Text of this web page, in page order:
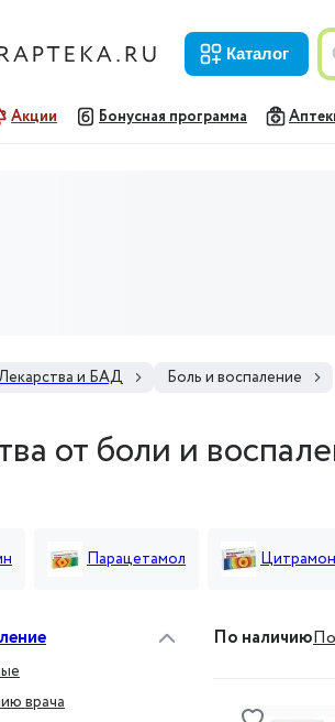
каталог
Акции Бонусная программа
и БАД Боль и воспаление
от боли и
Парацетамол
врача
По наличию